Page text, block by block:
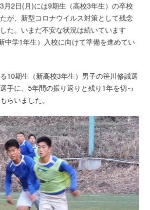
月2日(月)には9期生（高校3年生）の卒校
が、新型コロナウイルス対策として残念
た。いまだ不安な状況は続いています
中学1年生）入校に向けて準備を進めてい
10期生（新高校3年生）男子の笹川修誠選
手に、5年間の振り返りと残り1年を切っ
らいました。